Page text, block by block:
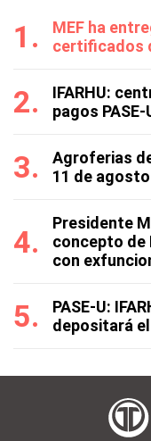
MEF ha
certificados
IFARHU:
pagos
Agroferias
11 de agosto
Presidente
concepto de
con
PASE-U:
depositará